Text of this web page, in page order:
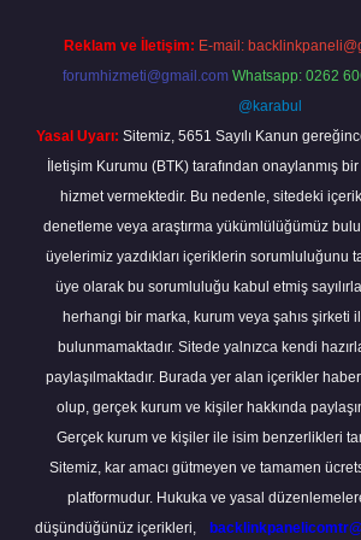
Reklam ve İletişim: E-mail:
forumhizmeti@gmail.com Whatsapp: 0262
@karabul
Yasal Uyarı: Sitemiz, 5651 Sayılı Kanun
İletişim Kurumu (BTK) tarafından onaylanmış
hizmet vermektedir. Bu nedenle, sitedeki
denetleme veya araştırma yükümlülüğümüz
üyelerimiz yazdıkları içeriklerin sorumluluğunu
üye olarak bu sorumluluğu kabul etmiş
herhangi bir marka, kurum veya şahıs şirketi
bulunmamaktadır. Sitede yalnızca kendi
paylaşılmaktadır. Burada yer alan içerikler
olup, gerçek kurum ve kişiler hakkında
Gerçek kurum ve kişiler ile isim benzerlikleri
Sitemiz, kar amacı gütmeyen ve tamamen
platformudur. Hukuka ve yasal
düşündüğünüz içerikleri,